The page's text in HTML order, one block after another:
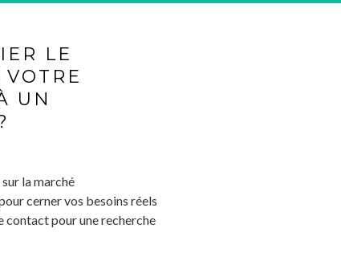
LE
UN
la marché
cerner vos besoins réels
contact pour une recherche